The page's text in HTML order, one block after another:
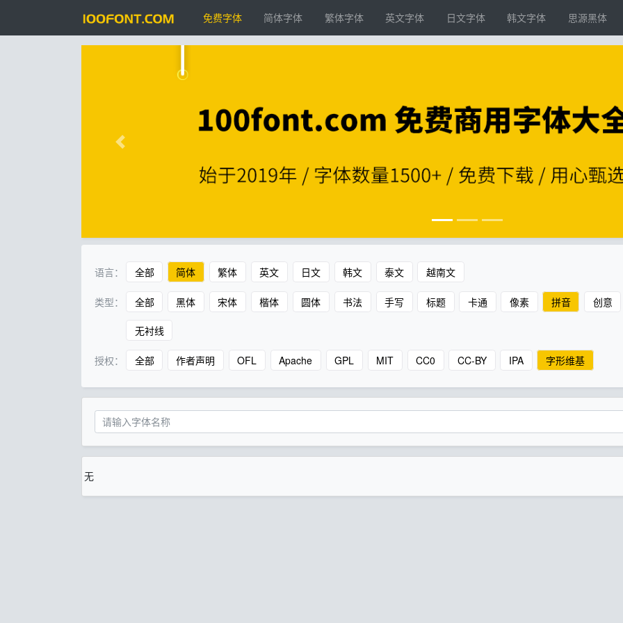
免费字体 简体字体 繁体字体 英文字体 日文字体 韩文字体 思源黑体
语言： 全部 简体 繁体 英文 日文 韩文 泰文 越南文
类型： 全部 黑体 宋体 楷体 圆体 书法 手写 标题 卡通 像素 拼音 创意
无衬线
授权： 全部 作者声明 OFL Apache GPL MIT CC0 CC-BY IPA 字形维基
无